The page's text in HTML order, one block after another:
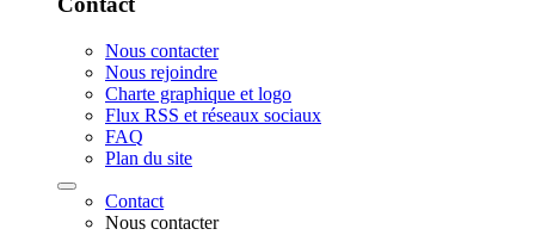
Nous contacter
Nous rejoindre
Charte graphique et logo
Flux RSS et réseaux sociaux
FAQ
Plan du site
Contact
Nous contacter